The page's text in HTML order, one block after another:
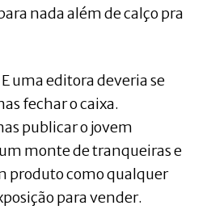
nada além de calço pra
uma editora deveria se
fechar o caixa.
publicar o jovem
monte de tranqueiras e
produto como qualquer
para vender.